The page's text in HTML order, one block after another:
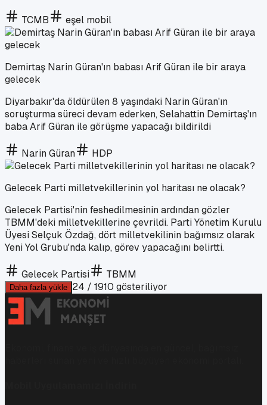
TCMB eşel mobil
Demirtaş Narin Güran'ın babası Arif Güran ile bir araya
gelecek
Diyarbakır'da öldürülen 8 yaşındaki Narin Güran'ın
soruşturma süreci devam ederken, Selahattin Demirtaş'ın
baba Arif Güran ile görüşme yapacağı bildirildi
Narin Güran HDP
Gelecek Parti milletvekillerinin yol haritası ne olacak?
Gelecek Partisi'nin feshedilmesinin ardından gözler
TBMM'deki milletvekillerine çevrildi. Parti Yönetim Kurulu
Üyesi Selçuk Özdağ, dört milletvekilinin bağımsız olarak
Yeni Yol Grubu'nda kalıp, görev yapacağını belirtti.
Gelecek Partisi TBMM
Daha fazla yükle 24 / 1910 gösteriliyor